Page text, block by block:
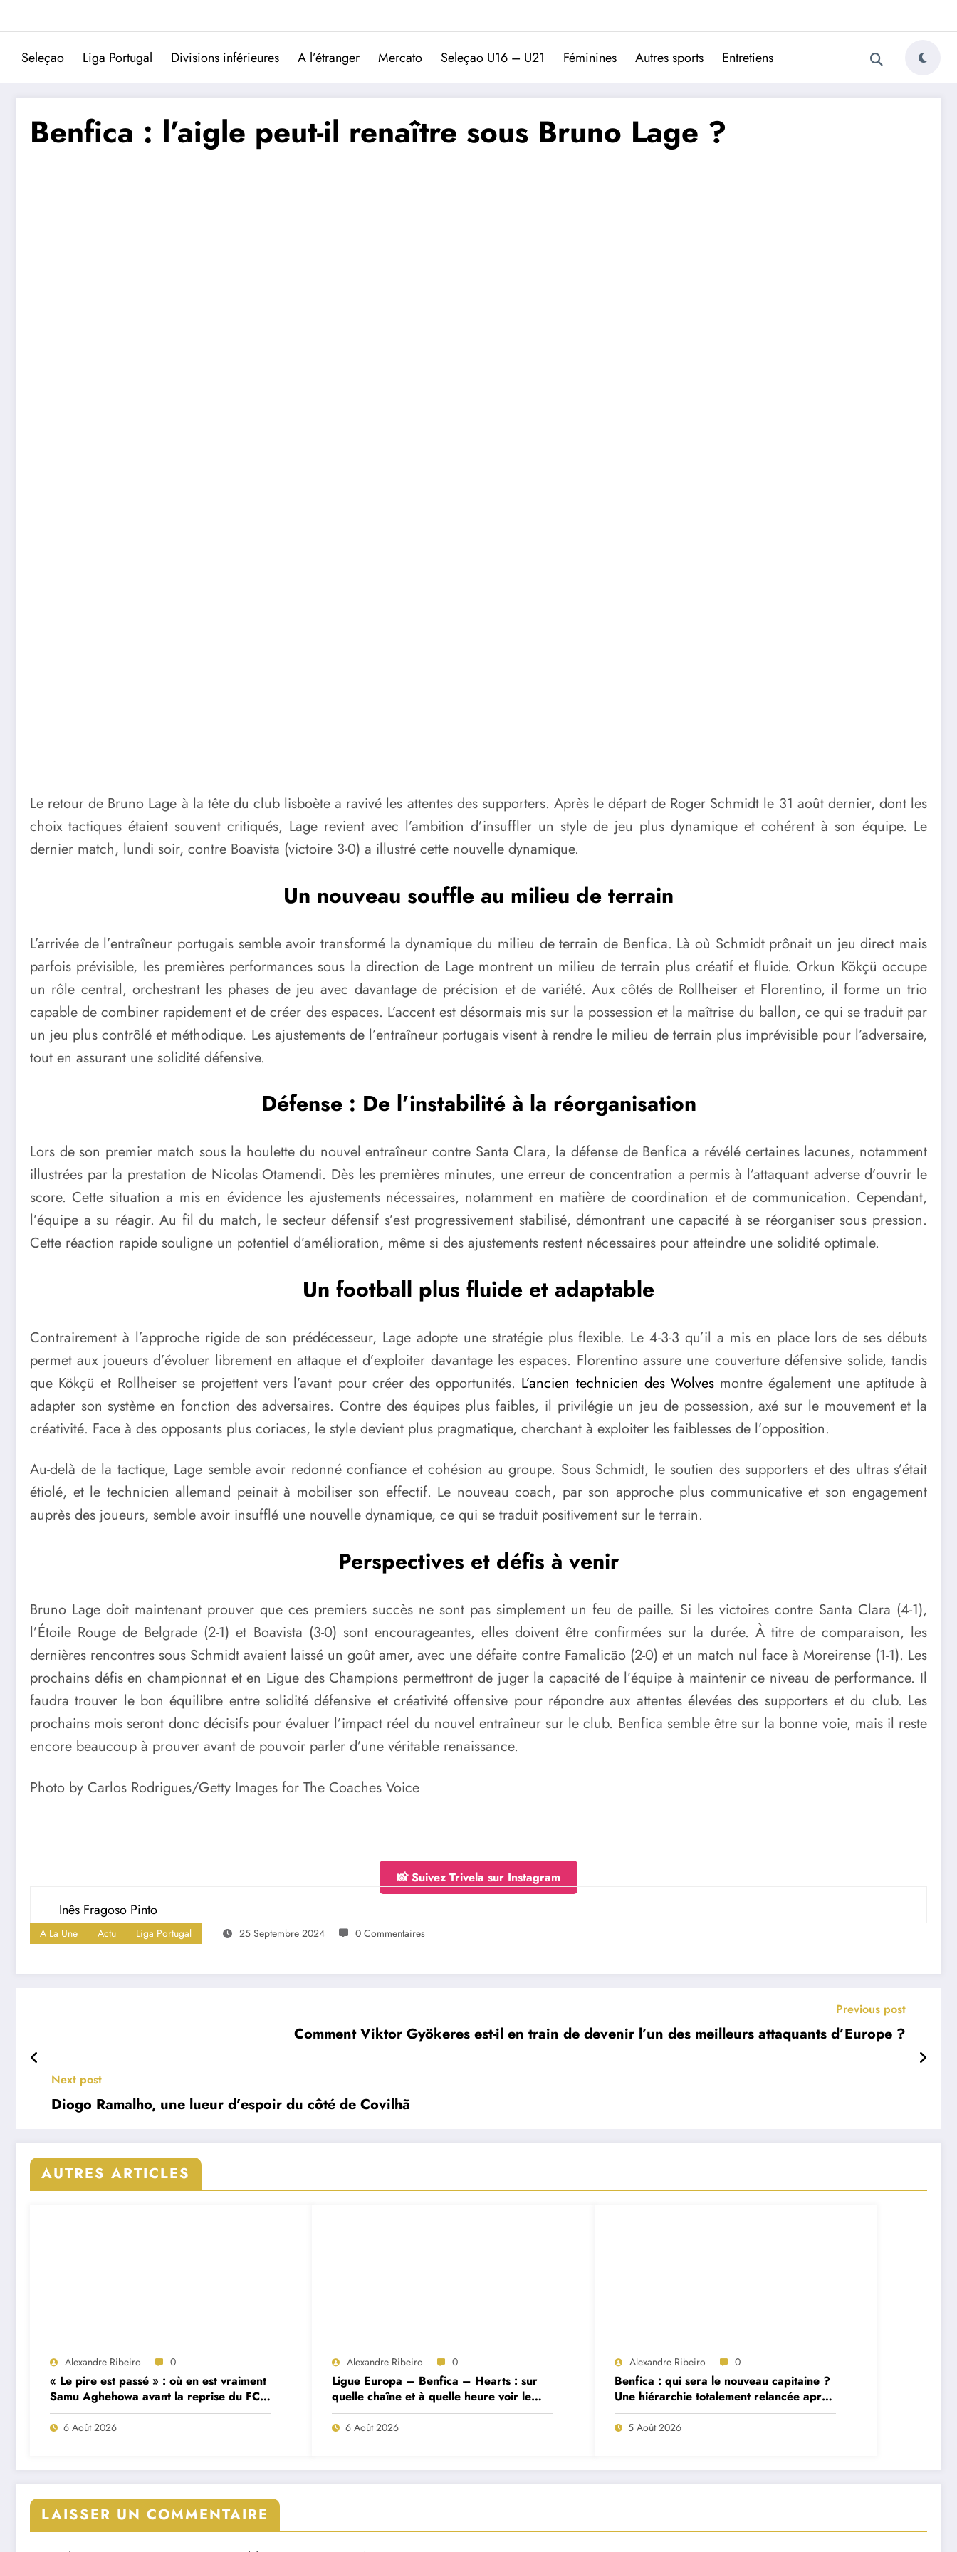
Trivela
L'actualité du football portugais
Seleçao Liga Portugal Divisions inférieures A l’étranger Mercato Seleçao U16 – U21 Féminines Autres sports Entretiens
Benfica : l’aigle peut-il renaître sous Bruno Lage ?
Le retour de Bruno Lage à la tête du club lisboète a ravivé les attentes des supporters. Après le départ de Roger Schmidt le 31 août dernier, dont les
choix tactiques étaient souvent critiqués, Lage revient avec l’ambition d’insuffler un style de jeu plus dynamique et cohérent à son équipe. Le
dernier match, lundi soir, contre Boavista (victoire 3-0) a illustré cette nouvelle dynamique.
Un nouveau souffle au milieu de terrain
L’arrivée de l’entraîneur portugais semble avoir transformé la dynamique du milieu de terrain de Benfica. Là où Schmidt prônait un jeu direct mais
parfois prévisible, les premières performances sous la direction de Lage montrent un milieu de terrain plus créatif et fluide. Orkun Kökçü occupe
un rôle central, orchestrant les phases de jeu avec davantage de précision et de variété. Aux côtés de Rollheiser et Florentino, il forme un trio
capable de combiner rapidement et de créer des espaces. L’accent est désormais mis sur la possession et la maîtrise du ballon, ce qui se traduit par
un jeu plus contrôlé et méthodique. Les ajustements de l’entraîneur portugais visent à rendre le milieu de terrain plus imprévisible pour l’adversaire,
tout en assurant une solidité défensive.
Défense : De l’instabilité à la réorganisation
Lors de son premier match sous la houlette du nouvel entraîneur contre Santa Clara, la défense de Benfica a révélé certaines lacunes, notamment
illustrées par la prestation de Nicolas Otamendi. Dès les premières minutes, une erreur de concentration a permis à l’attaquant adverse d’ouvrir le
score. Cette situation a mis en évidence les ajustements nécessaires, notamment en matière de coordination et de communication. Cependant,
l’équipe a su réagir. Au fil du match, le secteur défensif s’est progressivement stabilisé, démontrant une capacité à se réorganiser sous pression.
Cette réaction rapide souligne un potentiel d’amélioration, même si des ajustements restent nécessaires pour atteindre une solidité optimale.
Un football plus fluide et adaptable
Contrairement à l’approche rigide de son prédécesseur, Lage adopte une stratégie plus flexible. Le 4-3-3 qu’il a mis en place lors de ses débuts
permet aux joueurs d’évoluer librement en attaque et d’exploiter davantage les espaces. Florentino assure une couverture défensive solide, tandis
que Kökçü et Rollheiser se projettent vers l’avant pour créer des opportunités. L’ancien technicien des Wolves montre également une aptitude à
adapter son système en fonction des adversaires. Contre des équipes plus faibles, il privilégie un jeu de possession, axé sur le mouvement et la
créativité. Face à des opposants plus coriaces, le style devient plus pragmatique, cherchant à exploiter les faiblesses de l’opposition.
Au-delà de la tactique, Lage semble avoir redonné confiance et cohésion au groupe. Sous Schmidt, le soutien des supporters et des ultras s’était
étiolé, et le technicien allemand peinait à mobiliser son effectif. Le nouveau coach, par son approche plus communicative et son engagement
auprès des joueurs, semble avoir insufflé une nouvelle dynamique, ce qui se traduit positivement sur le terrain.
Perspectives et défis à venir
Bruno Lage doit maintenant prouver que ces premiers succès ne sont pas simplement un feu de paille. Si les victoires contre Santa Clara (4-1),
l’Étoile Rouge de Belgrade (2-1) et Boavista (3-0) sont encourageantes, elles doivent être confirmées sur la durée. À titre de comparaison, les
dernières rencontres sous Schmidt avaient laissé un goût amer, avec une défaite contre Famalicão (2-0) et un match nul face à Moreirense (1-1). Les
prochains défis en championnat et en Ligue des Champions permettront de juger la capacité de l’équipe à maintenir ce niveau de performance. Il
faudra trouver le bon équilibre entre solidité défensive et créativité offensive pour répondre aux attentes élevées des supporters et du club. Les
prochains mois seront donc décisifs pour évaluer l’impact réel du nouvel entraîneur sur le club. Benfica semble être sur la bonne voie, mais il reste
encore beaucoup à prouver avant de pouvoir parler d’une véritable renaissance.
Photo by Carlos Rodrigues/Getty Images for The Coaches Voice
📸 Suivez Trivela sur Instagram
Inês Fragoso Pinto
A La Une Actu Liga Portugal 25 Septembre 2024 0 Commentaires
Previous post
Comment Viktor Gyökeres est-il en train de devenir l’un des meilleurs attaquants d’Europe ?
Next post
Diogo Ramalho, une lueur d’espoir du côté de Covilhã
AUTRES ARTICLES
Alexandre Ribeiro 0
« Le pire est passé » : où en est vraiment
Samu Aghehowa avant la reprise du FC
Porto ?
6 Août 2026
Alexandre Ribeiro 0
Ligue Europa – Benfica – Hearts : sur
quelle chaîne et à quelle heure voir le
match ?
6 Août 2026
Alexandre Ribeiro 0
Benfica : qui sera le nouveau capitaine ?
Une hiérarchie totalement relancée après
deux départs majeurs
5 Août 2026
LAISSER UN COMMENTAIRE